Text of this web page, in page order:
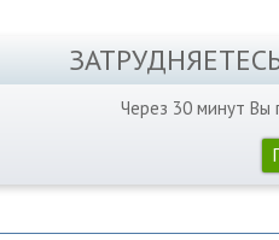
Через 30 минут Вы